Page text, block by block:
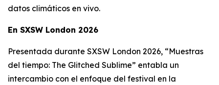
datos climáticos en vivo.
En SXSW London 2026
Presentada durante SXSW London 2026, “Muestras
del tiempo: The Glitched Sublime” entabla un
intercambio con el enfoque del festival en la